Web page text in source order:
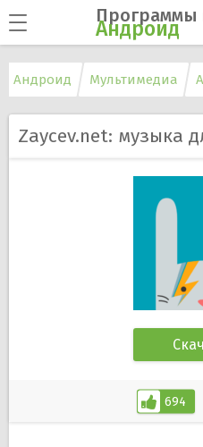
Программы
Андроид
Андроид Мультимедиа
Zaycev.net: музыка
694